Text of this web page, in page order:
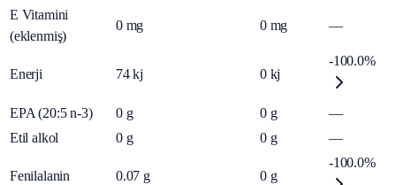
E Vitamini
(eklenmiş)
0 mg 0 mg —
Enerji 74 kj 0 kj
-100.0%
EPA (20:5 n-3) 0 g 0 g
—
Etil alkol
0 g 0 g —
Fenilalanin 0.07 g 0 g
-100.0%